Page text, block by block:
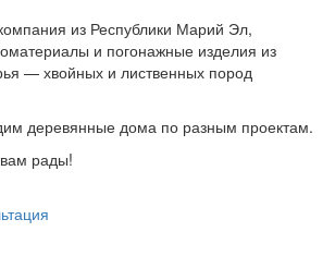
из Республики Марий Эл,
и погонажные изделия из
— хвойных и лиственных пород
деревянные дома по разным проектам.
рады!